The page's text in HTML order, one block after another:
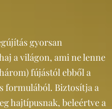
gyorsan
a világon, ami ne lenne
fújástól ebből a
formulából. Biztosítja a
hajtípusnak, beleértve a